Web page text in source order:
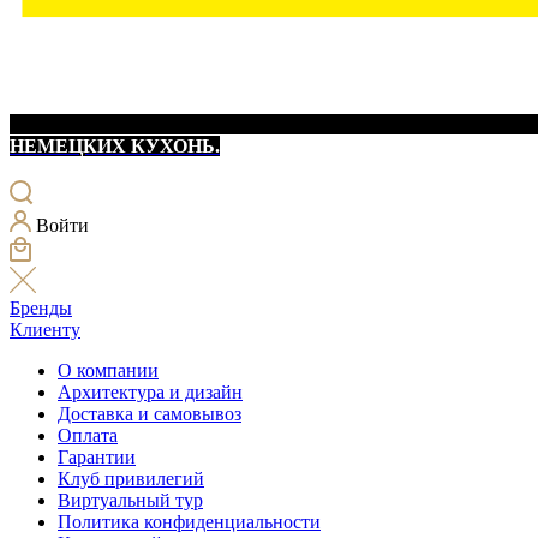
НЕМЕЦКИХ КУХОНЬ.
Войти
Бренды
Клиенту
О компании
Архитектура и дизайн
Доставка и самовывоз
Оплата
Гарантии
Клуб привилегий
Виртуальный тур
Политика конфиденциальности